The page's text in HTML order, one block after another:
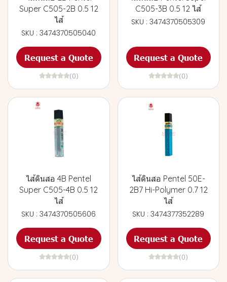
Super C505-2B 0.5 12
ไส้
SKU : 3474370505040
Request a Quote
(0)
C505-3B 0.5 12 ไส้
SKU : 3474370505309
Request a Quote
(0)
ไส้ดินสอ 4B Pentel
Super C505-4B 0.5 12
ไส้
SKU : 3474370505606
Request a Quote
(0)
ไส้ดินสอ Pentel 50E-
2B7 Hi-Polymer 0.7 12
ไส้
SKU : 3474377352289
Request a Quote
(0)